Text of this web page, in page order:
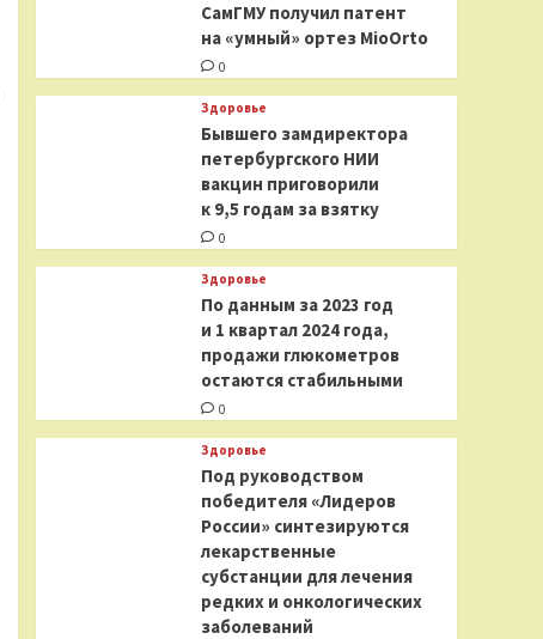
СамГМУ получил патент
на «умный» ортез MioOrto
0
Здоровье
Бывшего замдиректора
петербургского НИИ
вакцин приговорили
к 9,5 годам за взятку
0
Здоровье
По данным за 2023 год
и 1 квартал 2024 года,
продажи глюкометров
остаются стабильными
0
Здоровье
Под руководством
победителя «Лидеров
России» синтезируются
лекарственные
субстанции для лечения
редких и онкологических
заболеваний